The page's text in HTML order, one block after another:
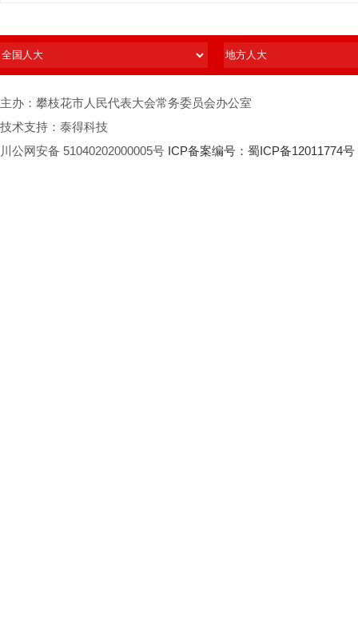
主办：攀枝花市人民代表大会常务委员会办公室
技术支持：泰得科技
川公网安备 51040202000005号 ICP备案编号：蜀ICP备12011774号